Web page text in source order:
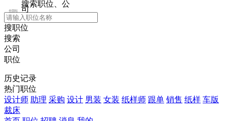
全国站
搜索职位、公
司
搜职位
搜索
公司
职位
历史记录
热门职位
设计师 助理 采购 设计 男装 女装 纸样师 跟单 销售 纸样 车版
裁床